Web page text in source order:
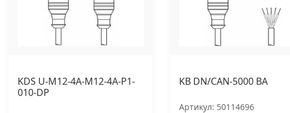
KDS U-M12-4A-M12-4A-P1-
010-DP
KB DN/CAN-5000 BA
Артикул: 50114696